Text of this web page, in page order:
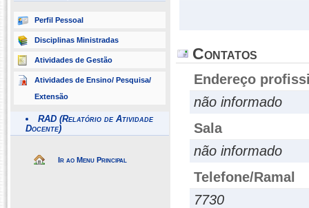
Perfil Pessoal
Disciplinas Ministradas
Atividades de Gestão
Atividades de Ensino/ Pesquisa/
Extensão
RAD (Relatório de Atividade
Docente)
Ir ao Menu Principal
Contatos
Endereço
não informado
Sala
não informado
Telefone/Ramal
7730